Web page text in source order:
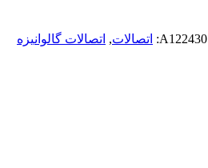
A122430 اتصالات, اتصالات گالوانیزه